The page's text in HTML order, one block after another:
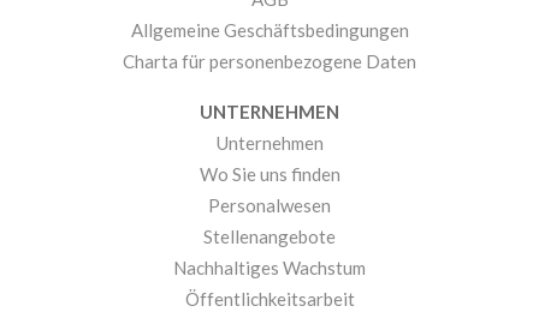
Allgemeine Geschäftsbedingungen
Charta für personenbezogene Daten
UNTERNEHMEN
Unternehmen
Wo Sie uns finden
Personalwesen
Stellenangebote
Nachhaltiges Wachstum
Öffentlichkeitsarbeit